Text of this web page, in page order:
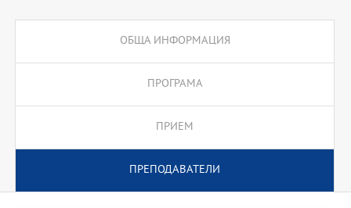
ОБЩА ИНФОРМАЦИЯ
ПРОГРАМА
ПРИЕМ
ПРЕПОДАВАТЕЛИ